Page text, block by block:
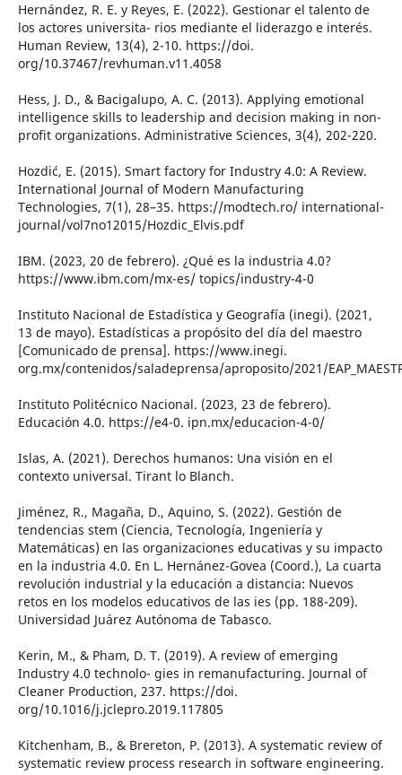
Hernández, R. E. y Reyes, E. (2022). Gestionar el talento de
los actores universita- rios mediante el liderazgo e interés.
Human Review, 13(4), 2-10. https://doi.
org/10.37467/revhuman.v11.4058
Hess, J. D., & Bacigalupo, A. C. (2013). Applying emotional
intelligence skills to leadership and decision making in non-
profit organizations. Administrative Sciences, 3(4), 202-220.
Hozdić, E. (2015). Smart factory for Industry 4.0: A Review.
International Journal of Modern Manufacturing
Technologies, 7(1), 28–35. https://modtech.ro/ international-
journal/vol7no12015/Hozdic_Elvis.pdf
IBM. (2023, 20 de febrero). ¿Qué es la industria 4.0?
https://www.ibm.com/mx-es/ topics/industry-4-0
Instituto Nacional de Estadística y Geografía (inegi). (2021,
13 de mayo). Estadísticas a propósito del día del maestro
[Comunicado de prensa]. https://www.inegi.
org.mx/contenidos/saladeprensa/aproposito/2021/
Instituto Politécnico Nacional. (2023, 23 de febrero).
Educación 4.0. https://e4-0. ipn.mx/educacion-4-0/
Islas, A. (2021). Derechos humanos: Una visión en el
contexto universal. Tirant lo Blanch.
Jiménez, R., Magaña, D., Aquino, S. (2022). Gestión de
tendencias stem (Ciencia, Tecnología, Ingeniería y
Matemáticas) en las organizaciones educativas y su impacto
en la industria 4.0. En L. Hernánez-Govea (Coord.), La cuarta
revolución industrial y la educación a distancia: Nuevos
retos en los modelos educativos de las ies (pp. 188-209).
Universidad Juárez Autónoma de Tabasco.
Kerin, M., & Pham, D. T. (2019). A review of emerging
Industry 4.0 technolo- gies in remanufacturing. Journal of
Cleaner Production, 237. https://doi.
org/10.1016/j.jclepro.2019.117805
Kitchenham, B., & Brereton, P. (2013). A systematic review of
systematic review process research in software engineering.